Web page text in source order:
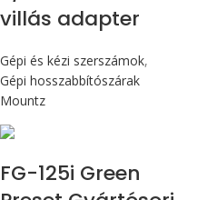
villás adapter
Gépi és kézi szerszámok,
Gépi hosszabbítószárak
Mountz
FG-125i Green